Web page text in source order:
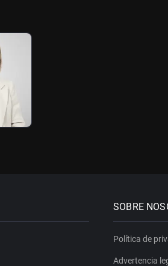
SOBRE
Política de
Advertencia